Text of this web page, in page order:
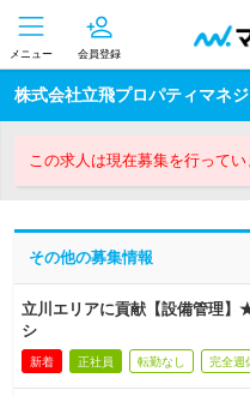
メニュー 会員登録
株式会社立飛プロパティマネ
この求人は現在募集を行ってい
その他の募集情報
立川エリアに貢献【設備管理
シ
新着 正社員 転勤なし 完全週